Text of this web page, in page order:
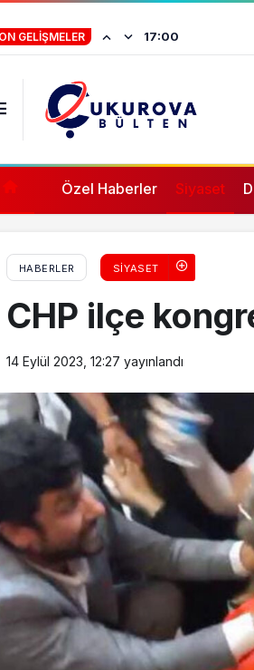
GELIŞMELER 16:57
Özel Haberler Siyaset
HABERLER SIYASET
CHP ilçe
14 Eylül 2023, 12:27 yayınlandı
atamaları: Resmi Gazete’de